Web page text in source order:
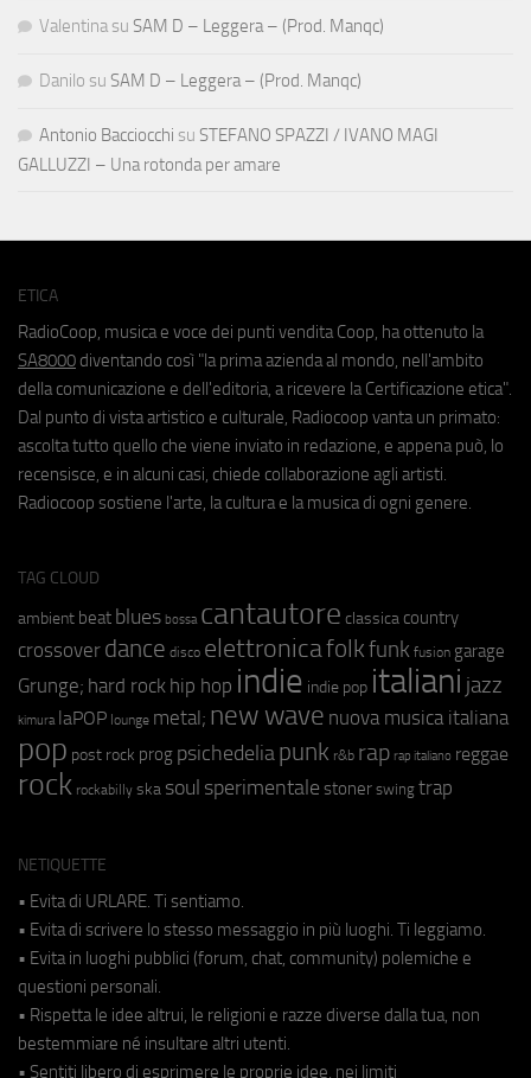
Valentina su SAM D – Leggera – (Prod. Manqc)
Danilo su SAM D – Leggera – (Prod. Manqc)
Antonio Bacciocchi su STEFANO SPAZZI / IVANO MAGI
GALLUZZI – Una rotonda per amare
ETICA
RadioCoop, musica e voce dei punti vendita Coop, ha ottenuto la
SA8000 diventando così "la prima azienda al mondo, nell'ambito
della comunicazione e dell'editoria, a ricevere la Certificazione etica".
Dal punto di vista artistico e culturale, Radiocoop vanta un primato:
ascolta tutto quello che viene inviato in redazione, e appena può, lo
recensisce, e in alcuni casi, chiede collaborazione agli artisti.
Radiocoop sostiene l'arte, la cultura e la musica di ogni genere.
TAG CLOUD
ambient beat blues bossa cantautore classica country
crossover dance disco elettronicafolkfunk fusion garage
Grunge; hard rock hip hop indie indie pop italiani jazz
kimura laPOP lounge metal; new wave nuova musica italiana
pop post rock prog psichedeliapunk r&b rap rap italiano reggae
rock rockabilly ska soul sperimentale stoner swing trap
NETIQUETTE
• Evita di URLARE. Ti sentiamo.
• Evita di scrivere lo stesso messaggio in più luoghi. Ti leggiamo.
• Evita in luoghi pubblici (forum, chat, community) polemiche e
questioni personali.
• Rispetta le idee altrui, le religioni e razze diverse dalla tua, non
bestemmiare né insultare altri utenti.
• Sentiti libero di esprimere le proprie idee, nei limiti